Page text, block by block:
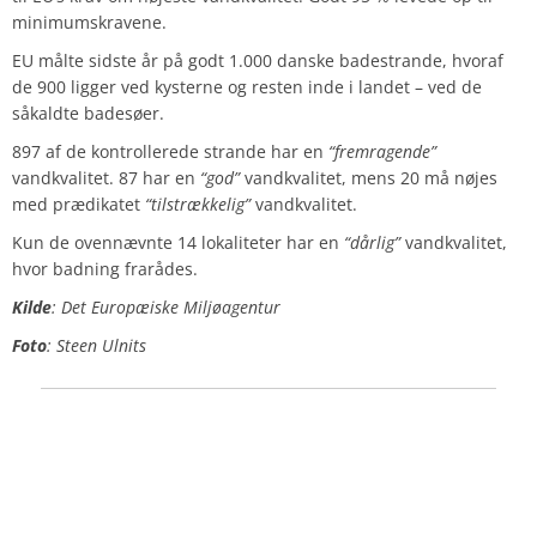
minimumskravene.
EU målte sidste år på godt 1.000 danske badestrande, hvoraf
de 900 ligger ved kysterne og resten inde i landet – ved de
såkaldte badesøer.
897 af de kontrollerede strande har en “fremragende”
vandkvalitet. 87 har en “god”vandkvalitet, mens 20 må nøjes
med prædikatet “tilstrækkelig”vandkvalitet.
Kun de ovennævnte 14 lokaliteter har en “dårlig”vandkvalitet,
hvor badning frarådes.
Kilde: Det Europæiske Miljøagentur
Foto: Steen Ulnits